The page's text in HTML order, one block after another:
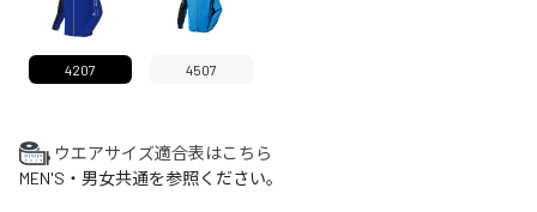
4207 4507
ウエアサイズ適合表はこちら
MEN'S・男女共通を参照ください。